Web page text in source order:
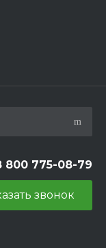
800 775-08-79
звонок